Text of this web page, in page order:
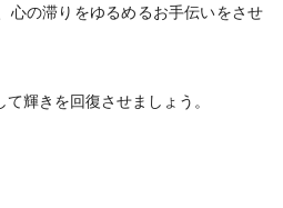
心の滞りをゆるめるお手伝いをさせ
輝きを回復させましょう。